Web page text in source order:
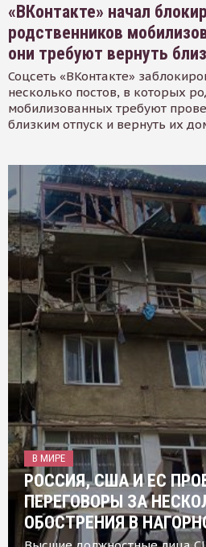
«ВКонтакте» начал
родственников
они требуют вернуть
Соцсеть «ВКонтакте»
несколько постов, в которых
мобилизованных требуют
близким отпуск и вернуть их
В МИРЕ
РОССИЯ, США И ЕС
ПЕРЕГОВОРЫ ЗА
ОБОСТРЕНИЯ В